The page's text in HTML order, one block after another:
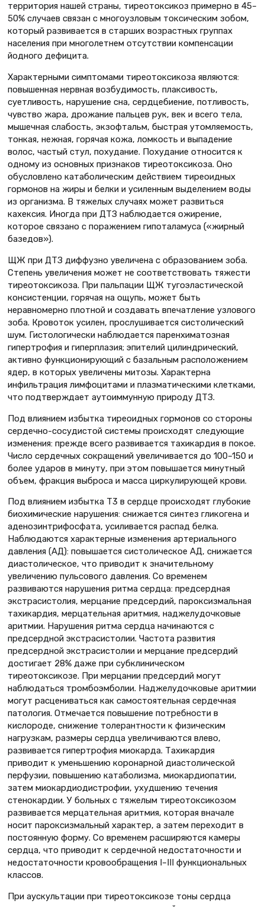
территория нашей страны, тиреотоксикоз примерно в 45–
50% случаев связан с многоузловым токсическим зобом,
который развивается в старших возрастных группах
населения при многолетнем отсутствии компенсации
йодного дефицита.
Характерными симптомами тиреотоксикоза являются:
повышенная нервная возбудимость, плаксивость,
суетливость, нарушение сна, сердцебиение, потливость,
чувство жара, дрожание пальцев рук, век и всего тела,
мышечная слабость, экзофтальм, быстрая утомляемость,
тонкая, нежная, горячая кожа, ломкость и выпадение
волос, частый стул, похудание. Похудание относится к
одному из основных признаков тиреотоксикоза. Оно
обусловлено катаболическим действием тиреоидных
гормонов на жиры и белки и усиленным выделением воды
из организма. В тяжелых случаях может развиться
кахексия. Иногда при ДТЗ наблюдается ожирение,
которое связано с поражением гипоталамуса («жирный
базедов»).
ЩЖ при ДТЗ диффузно увеличена с образованием зоба.
Степень увеличения может не соответствовать тяжести
тиреотоксикоза. При пальпации ЩЖ тугоэластической
консистенции, горячая на ощупь, может быть
неравномерно плотной и создавать впечатление узлового
зоба. Кровоток усилен, прослушивается систолический
шум. Гистологически наблюдается паренхиматозная
гипертрофия и гиперплазия; эпителий цилиндрический,
активно функционирующий с базальным расположением
ядер, в которых увеличены митозы. Характерна
инфильтрация лимфоцитами и плазматическими клетками,
что подтверждает аутоиммунную природу ДТЗ.
Под влиянием избытка тиреоидных гормонов со стороны
сердечно-сосудистой системы происходят следующие
изменения: прежде всего развивается тахикардия в покое.
Число сердечных сокращений увеличивается до 100–150 и
более ударов в минуту, при этом повышается минутный
объем, фракция выброса и масса циркулирующей крови.
Под влиянием избытка Т3 в сердце происходят глубокие
биохимические нарушения: снижается синтез гликогена и
аденозинтрифосфата, усиливается распад белка.
Наблюдаются характерные изменения артериального
давления (АД): повышается систолическое АД, снижается
диастолическое, что приводит к значительному
увеличению пульсового давления. Со временем
развиваются нарушения ритма сердца: предсердная
экстрасистолия, мерцание предсердий, пароксизмальная
тахикардия, мерцательная аритмия, наджелудочковые
аритмии. Нарушения ритма сердца начинаются с
предсердной экстрасистолии. Частота развития
предсердной экстрасистолии и мерцание предсердий
достигает 28% даже при субклиническом
тиреотоксикозе. При мерцании предсердий могут
наблюдаться тромбоэмболии. Наджелудочковые аритмии
могут расцениваться как самостоятельная сердечная
патология. Отмечается повышение потребности в
кислороде, снижение толерантности к физическим
нагрузкам, размеры сердца увеличиваются влево,
развивается гипертрофия миокарда. Тахикардия
приводит к уменьшению коронарной диастолической
перфузии, повышению катаболизма, миокардиопатии,
затем миокардио­дистрофии, ухудшению течения
стенокардии. У больных с тяжелым тиреотоксикозом
развивается мерцательная аритмия, которая вначале
носит пароксизмальный характер, а затем переходит в
постоянную форму. Со временем расширяются камеры
сердца, что приводит к сердечной недостаточности и
недостаточности кровообращения I–III функциональных
классов.
При аускультации при тиреотоксикозе тоны сердца